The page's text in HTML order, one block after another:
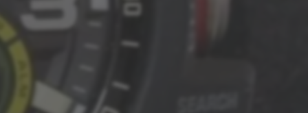
ブランド
ジュエリー